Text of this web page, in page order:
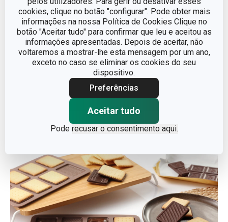
cookies, clique no botão "configurar". Pode obter mais
informações na nossa Política de Cookies Clique no
botão "Aceitar tudo" para confirmar que leu e aceitou as
informações apresentadas. Depois de aceitar, não
voltaremos a mostrar-lhe esta mensagem por um ano,
exceto no caso se eliminar os cookies do seu
dispositivo.
Preferências
Aceitar tudo
Pode recusar o consentimento aqui.
Tapete de silicone com
clip DELÍCIA
SiliconPRIME 50 x 40 cm
Disponível na loja online
Tabuleiro de forno
COMPACT 41.5 x 35.5 cm
€ 21,90
Disponível na loja online
COMPRAR